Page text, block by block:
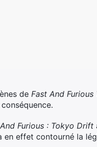
de Fast And
Furious : Tokyo Drift
en effet contourné la